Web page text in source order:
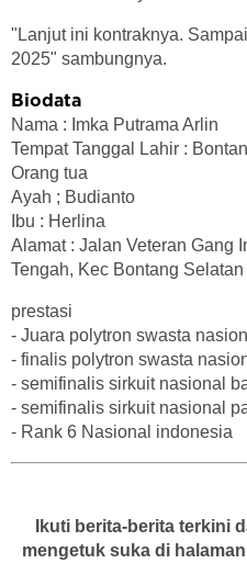
"Lanjut ini kontraknya.
2025" sambungnya.
Biodata
Nama : Imka Putrama Arlin
Tempat Tanggal Lahir :
Orang tua
Ayah ; Budianto
Ibu : Herlina
Alamat : Jalan Veteran Gang
Tengah, Kec Bontang Selatan
prestasi
- Juara polytron swasta
- ⁠finalis polytron swasta
- ⁠semifinalis sirkuit nasional
- ⁠semifinalis sirkuit nasional
- ⁠Rank 6 Nasional indonesia
Ikuti berita-berita terkini
mengetuk suka di